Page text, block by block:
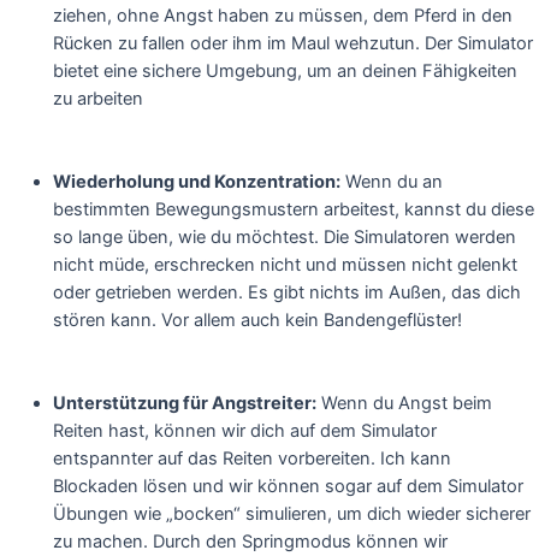
ziehen, ohne Angst haben zu müssen, dem Pferd in den
Rücken zu fallen oder ihm im Maul wehzutun. Der Simulator
bietet eine sichere Umgebung, um an deinen Fähigkeiten
zu arbeiten
Wiederholung und Konzentration:Wenn du an
bestimmten Bewegungsmustern arbeitest, kannst du diese
so lange üben, wie du möchtest. Die Simulatoren werden
nicht müde, erschrecken nicht und müssen nicht gelenkt
oder getrieben werden. Es gibt nichts im Außen, das dich
stören kann. Vor allem auch kein Bandengeflüster!
Unterstützung für Angstreiter:Wenn du Angst beim
Reiten hast, können wir dich auf dem Simulator
entspannter auf das Reiten vorbereiten. Ich kann
Blockaden lösen und wir können sogar auf dem Simulator
Übungen wie „bocken“ simulieren, um dich wieder sicherer
zu machen. Durch den Springmodus können wir